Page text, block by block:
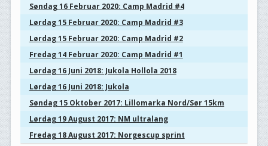
Søndag 16 Februar 2020: Camp Madrid #4
Lørdag 15 Februar 2020: Camp Madrid #3
Lørdag 15 Februar 2020: Camp Madrid #2
Fredag 14 Februar 2020: Camp Madrid #1
Lørdag 16 Juni 2018: Jukola Hollola 2018
Lørdag 16 Juni 2018: Jukola
Søndag 15 Oktober 2017: Lillomarka Nord/Sør 15km
Lørdag 19 August 2017: NM ultralang
Fredag 18 August 2017: Norgescup sprint